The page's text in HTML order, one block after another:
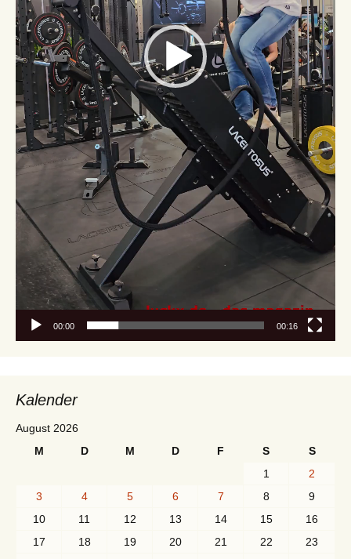
00:00 00:16
Kalender
August 2026
M
D M D F S
S
1
2
3
4 5 6 7 8
9
10
11 12 13 14 15
16
17
18 19 20 21 22
23